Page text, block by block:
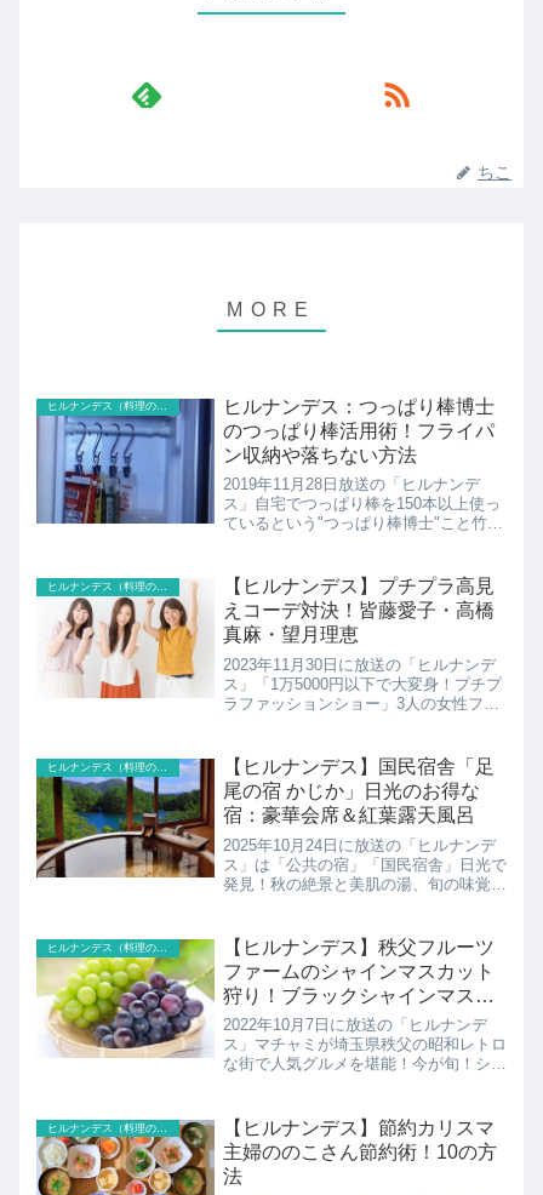
ちこ
ヒルナンデス（料理のレシピ以外）
ヒルナンデス：つっぱり棒博士
のつっぱり棒活用術！フライパ
ン収納や落ちない方法
2019年11月28日放送の「ヒルナンデ
ス」自宅でつっぱり棒を150本以上使っ
ているという"つっぱり棒博士"こと竹内
ヒルナンデス（料理のレシピ以外）
【ヒルナンデス】プチプラ高見
えコーデ対決！皆藤愛子・高橋
真麻・望月理恵
2023年11月30日に放送の「ヒルナンデ
ス」「1万5000円以下で大変身！プチプ
ラファッションショー」3人の女性フリ
15,000円以下で全身コーデに挑戦！舞台
はイオン...
【ヒルナンデス】国民宿舎「足
尾の宿 かじか」日光のお得な
宿：豪華会席＆紅葉露天風呂
2025年10月24日に放送の「ヒルナンデ
ス」は「公共の宿」「国民宿舎」日光で
発見！秋の絶景と美肌の湯、旬の味覚を
介です！
【ヒルナンデス】秩父フルーツ
ファームのシャインマスカット
狩り！ブラックシャインマスカ
ットも
2022年10月7日に放送の「ヒルナンデ
ス」マチャミが埼玉県秩父の昭和レトロ
な街で人気グルメを堪能！今が旬！シャ
【ヒルナンデス】節約カリスマ
主婦ののこさん節約術！10の方
法